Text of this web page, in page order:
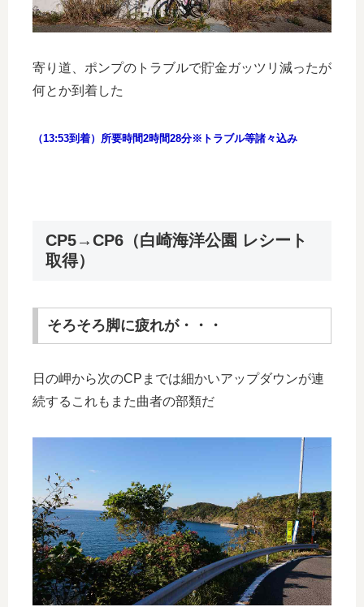
寄り道、ポンプのトラブルで貯金ガッツリ減ったが
何とか到着した
（13:53到着）所要時間2時間28分※トラブル等諸々込み
CP5→CP6（白崎海洋公園 レシート
取得）
そろそろ脚に疲れが・・・
日の岬から次のCPまでは細かいアップダウンが連
続するこれもまた曲者の部類だ